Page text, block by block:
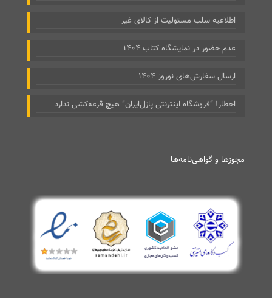
اطلاعیه سلب مسئولیت از کالای غیر
عدم حضور در نمایشگاه کتاب ۱۴۰۴
ارسال سفارش‌های نوروز ۱۴۰۴
اخطار! “فروشگاه اینترنتی پازل‌ایران” هیچ قرعه‌کشی ندارد
مجوزها و گواهی‌نامه‌ها